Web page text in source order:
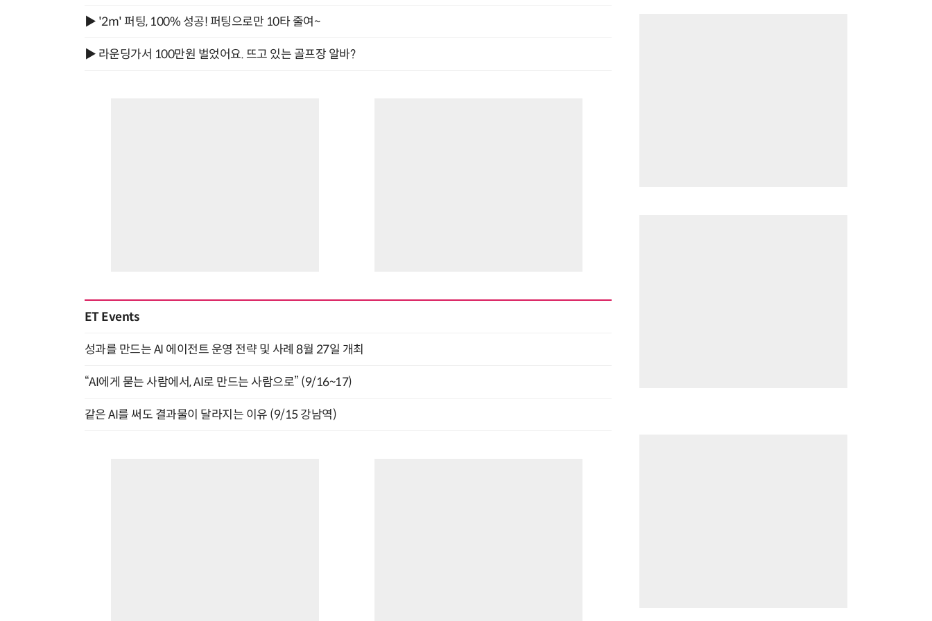
▶ '2m' 퍼팅, 100% 성공! 퍼팅으로만 10타 줄여~
▶ 라운딩가서 100만원 벌었어요. 뜨고 있는 골프장 알바?
ET Events
성과를 만드는 AI 에이전트 운영 전략 및 사례 8월 27일 개최
“AI에게 묻는 사람에서, AI로 만드는 사람으로” (9/16~17)
같은 AI를 써도 결과물이 달라지는 이유 (9/15 강남역)